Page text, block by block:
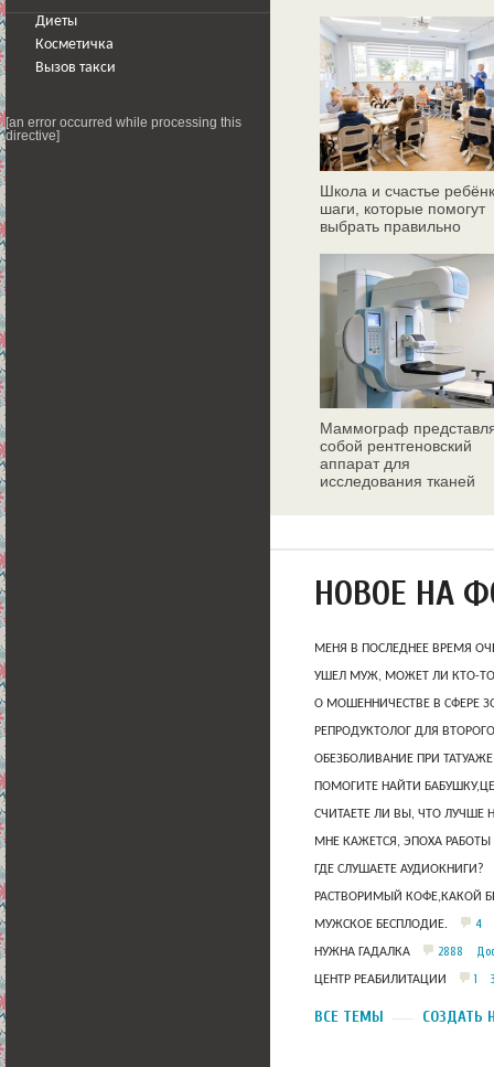
Диеты
Косметичка
Вызов такси
[an error occurred while processing this
directive]
Школа и счастье
шаги, которые помогут
выбрать правильно
Маммограф
собой рентгеновский
аппарат для
исследования тканей
НОВОЕ НА
МЕНЯ В ПОСЛЕДНЕЕ ВРЕМЯ
УШЕЛ МУЖ, МОЖЕТ ЛИ КТО-ТО
О МОШЕННИЧЕСТВЕ В СФЕРЕ
РЕПРОДУКТОЛОГ ДЛЯ
ОБЕЗБОЛИВАНИЕ ПРИ
ПОМОГИТЕ НАЙТИ
СЧИТАЕТЕ ЛИ ВЫ, ЧТО ЛУЧШЕ
МНЕ КАЖЕТСЯ, ЭПОХА
ГДЕ СЛУШАЕТЕ АУДИОКНИГИ?
РАСТВОРИМЫЙ КОФЕ,КАКОЙ
МУЖСКОЕ БЕСПЛОДИЕ. 4
НУЖНА ГАДАЛКА 2888
ЦЕНТР РЕАБИЛИТАЦИИ 1
ВСЕ ТЕМЫ СОЗДАТЬ